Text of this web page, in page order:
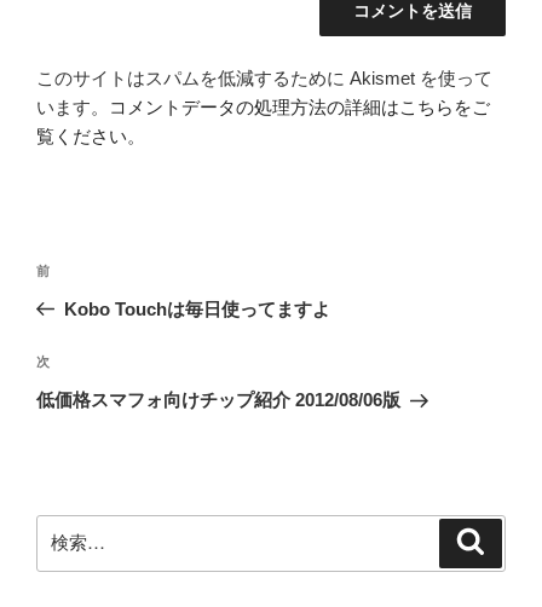
このサイトはスパムを低減するために Akismet を使って
います。
コメントデータの処理方法の詳細はこちらをご
覧ください。
投
ナ
ビ
ゲ
ン
前
の
稿
前
Kobo Touchは毎日使ってますよ
次
の
次
低価格スマフォ向けチップ紹介 2012/08/06版
索: